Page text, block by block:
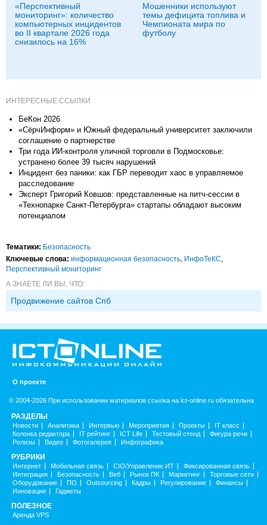
«Перспективный
мониторинг»: количество
компьютерных инцидентов
во II квартале 2026 года
снизилось на 16%
Мошенники используют
темы дефицита топлива и
Чемпионата мира по
футболу
ИНТЕРЕСНЫЕ ССЫЛКИ
БеКон 2026
«СёрчИнформ» и Южный федеральный университет заключили
соглашение о партнерстве
Три года ИИ-контроля уличной торговли в Подмосковье:
устранено более 39 тысяч нарушений
Инцидент без паники: как ГБР переводит хаос в управляемое
расследование
Эксперт Григорий Ковшов: представленные на питч-сессии в
«Технопарке Санкт-Петербурга» стартапы обладают высоким
потенциалом
Тематики: Безопасность
Ключевые слова: информационная безопасность, ИнфоТеКС,
Перспективный мониторинг
А ЗНАЕТЕ ЛИ ВЫ, ЧТО:
Продвижение сайтов Спб
О проекте
© 2004-2026 При использовании материалов ссылка на ict-online.ru обязательна
РАЗДЕЛЫ
Новости Аналитика Интервью Мероприятия Проекты
IT класс
Колонка редактора
IT рейтинг ICT Life Тестовый стенд
Фигура речи
Релизы
Видео Фотогалерея Инфографика
РУБРИКИ
Интернет Мобильная связь CIO/Управление ИТ
Фиксированная связь
Интеграция
Безопасность Веб Рынок ПК Маркетинг
Торговые сети
Оборудование
ПО Outsourcing Кадры Регулирование
Финансы
Инновации
Гаджеты
ПОЛЕЗНОЕ
Аренда VPS